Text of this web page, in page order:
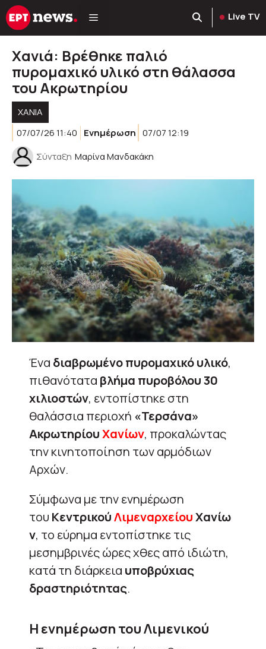
Μετάβαση
σε
Live TV
Χανιά: Βρέθηκε παλιό
πυρομαχικό υλικό στη θάλασσα
του Ακρωτηρίου
ΧΑΝΙΑ
07/07/26 11:40
Ενημέρωση 07/07 12:19
Σύνταξη Μαρίνα Μανδακάκη
Ένα διαβρωμένο πυρομαχικό υλικό,
πιθανότατα βλήμα πυροβόλου 30
χιλιοστών, εντοπίστηκε στη
θαλάσσια περιοχή «Τερσάνα»
ΑκρωτηρίουΧανίων, προκαλώντας
την κινητοποίηση των αρμόδιων
Αρχών.
Σύμφωνα με την ενημέρωση
του ΚεντρικούΛιμεναρχείουΧανίω
ν, το εύρημα εντοπίστηκε τις
μεσημβρινές ώρες χθες από ιδιώτη,
κατά τη διάρκεια υποβρύχιας
δραστηριότητας.
Η ενημέρωση του Λιμενικού